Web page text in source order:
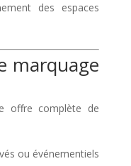
des espaces
marquage
offre complète de
ou événementiels